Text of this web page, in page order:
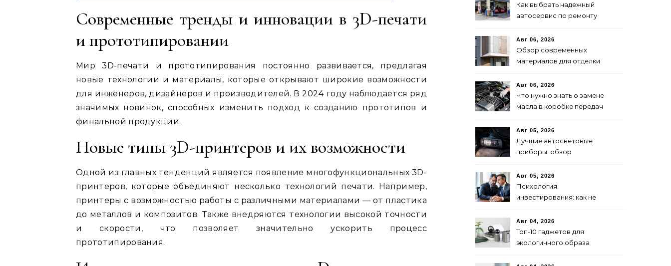
Современные тренды и инновации в 3D-печати
и прототипировании
Мир 3D-печати и прототипирования постоянно развивается, предлагая
новые технологии и материалы, которые открывают широкие возможности
для инженеров, дизайнеров и производителей. В 2024 году наблюдается ряд
значимых новинок, способных изменить подход к созданию прототипов и
финальной продукции.
Новые типы 3D-принтеров и их возможности
Одной из главных тенденций является появление многофункциональных 3D-
принтеров, которые объединяют несколько технологий печати. Например,
принтеры с возможностью работы с различными материалами — от пластика
до металлов и композитов. Также внедряются технологии высокой точности
и скорости, что позволяет значительно ускорить процесс
прототипирования.
Как выбрать надежный
автосервис по ремонту
рекомендации
Авг 06, 2026
Обзор современных
материалов для отделки
решения
Авг 06, 2026
Что нужно знать о замене
масла в коробке передач
Авг 05, 2026
Лучшие автосветовые
приборы: обзор
безопасной езды
Авг 05, 2026
Психология
инвестирования: как не
рынка
Авг 04, 2026
Топ-10 гаджетов для
экологичного образа